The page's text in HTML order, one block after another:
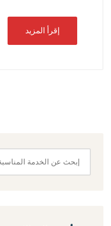
إقرأ المزيد